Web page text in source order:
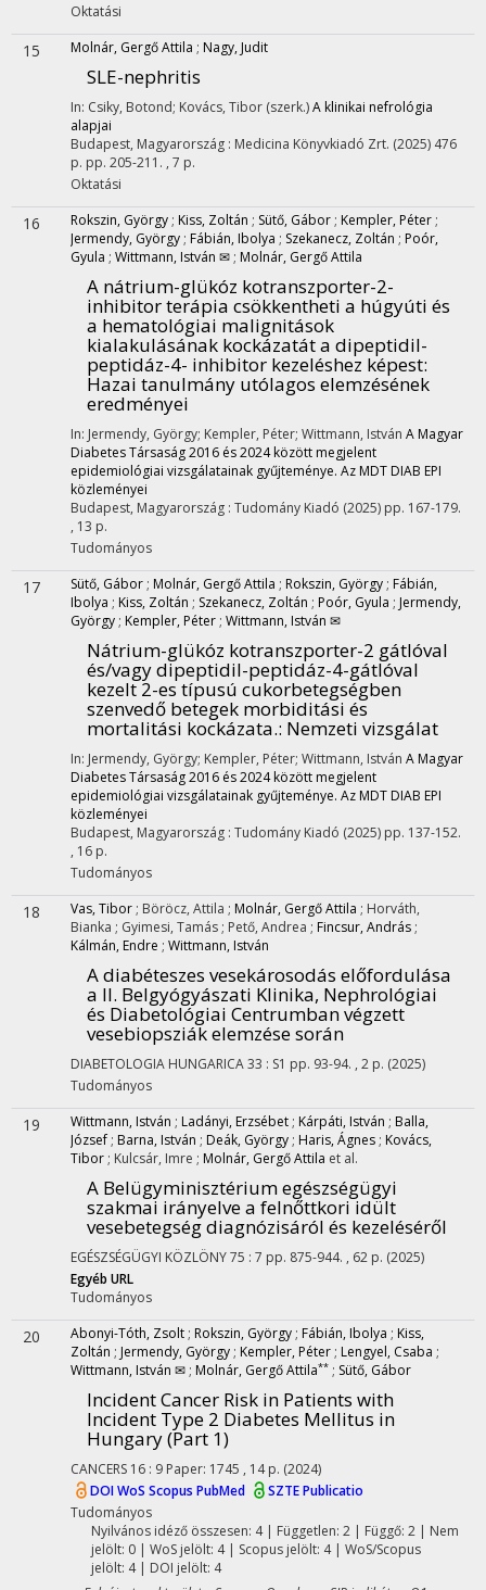
Oktatási
15 Molnár, Gergő Attila ; Nagy, Judit
SLE-nephritis
In: Csiky, Botond; Kovács, Tibor (szerk.)A klinikai nefrológia
alapjai
Budapest, Magyarország : Medicina Könyvkiadó Zrt. (2025) 476
p. pp. 205-211. , 7 p.
Oktatási
16 Rokszin, György ; Kiss, Zoltán ; Sütő, Gábor ; Kempler, Péter ;
Jermendy, György ; Fábián, Ibolya ; Szekanecz, Zoltán ; Poór,
Gyula ; Wittmann, István ✉ ; Molnár, Gergő Attila
A nátrium-glükóz kotranszporter-2-
inhibitor terápia csökkentheti a húgyúti és
a hematológiai malignitások
kialakulásának kockázatát a dipeptidil-
peptidáz-4- inhibitor kezeléshez képest:
Hazai tanulmány utólagos elemzésének
eredményei
In: Jermendy, György; Kempler, Péter; Wittmann, István A Magyar
Diabetes Társaság 2016 és 2024 között megjelent
epidemiológiai vizsgálatainak gyűjteménye. Az MDT DIAB EPI
közleményei
Budapest, Magyarország : Tudomány Kiadó (2025) pp. 167-179.
, 13 p.
Tudományos
17 Sütő, Gábor ; Molnár, Gergő Attila ; Rokszin, György ; Fábián,
Ibolya ; Kiss, Zoltán ; Szekanecz, Zoltán ; Poór, Gyula ; Jermendy,
György ; Kempler, Péter ; Wittmann, István ✉
Nátrium-glükóz kotranszporter-2 gátlóval
és/vagy dipeptidil-peptidáz-4-gátlóval
kezelt 2-es típusú cukorbetegségben
szenvedő betegek morbiditási és
mortalitási kockázata.: Nemzeti vizsgálat
In: Jermendy, György; Kempler, Péter; Wittmann, István A Magyar
Diabetes Társaság 2016 és 2024 között megjelent
epidemiológiai vizsgálatainak gyűjteménye. Az MDT DIAB EPI
közleményei
Budapest, Magyarország : Tudomány Kiadó (2025) pp. 137-152.
, 16 p.
Tudományos
18 Vas, Tibor ; Böröcz, Attila ; Molnár, Gergő Attila ; Horváth,
Bianka ; Gyimesi, Tamás ; Pető, Andrea ; Fincsur, András ;
Kálmán, Endre ; Wittmann, István
A diabéteszes vesekárosodás előfordulása
a II. Belgyógyászati Klinika, Nephrológiai
és Diabetológiai Centrumban végzett
vesebiopsziák elemzése során
DIABETOLOGIA HUNGARICA33 : S1 pp. 93-94. , 2 p. (2025)
Tudományos
19 Wittmann, István ; Ladányi, Erzsébet ; Kárpáti, István ; Balla,
József ; Barna, István ; Deák, György ; Haris, Ágnes ; Kovács,
Tibor ; Kulcsár, Imre ; Molnár, Gergő Attila et al.
A Belügyminisztérium egészségügyi
szakmai irányelve a felnőttkori idült
vesebetegség diagnózisáról és kezeléséről
EGÉSZSÉGÜGYI KÖZLÖNY75 : 7 pp. 875-944. , 62 p. (2025)
Egyéb URL
Tudományos
20 Abonyi-Tóth, Zsolt ; Rokszin, György ; Fábián, Ibolya ; Kiss,
Zoltán ; Jermendy, György ; Kempler, Péter ; Lengyel, Csaba ;
Wittmann, István ✉ ; Molnár, Gergő Attila** ; Sütő, Gábor
Incident Cancer Risk in Patients with
Incident Type 2 Diabetes Mellitus in
Hungary (Part 1)
CANCERS 16 : 9 Paper: 1745 , 14 p. (2024)
DOIWoS Scopus PubMed
SZTE Publicatio
Tudományos
Nyilvános idéző összesen: 4| Független: 2 | Függő: 2 | Nem
jelölt: 0 | WoS jelölt: 4 | Scopus jelölt: 4 | WoS/Scopus
jelölt: 4 | DOI jelölt: 4